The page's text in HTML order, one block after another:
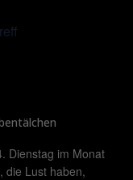
Dienstag im Monat
die Lust haben,